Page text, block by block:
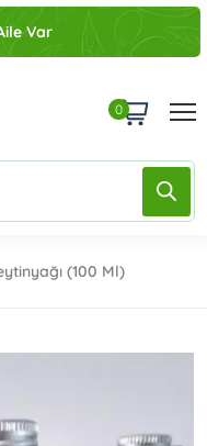
Var
0
(100 Ml)